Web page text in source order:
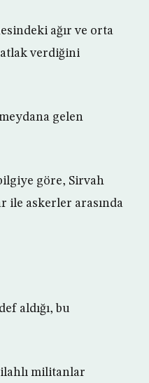
ağır ve orta
verdiğini
gelen
göre, Sirvah
ile askerler arasında
aldığı, bu
militanlar